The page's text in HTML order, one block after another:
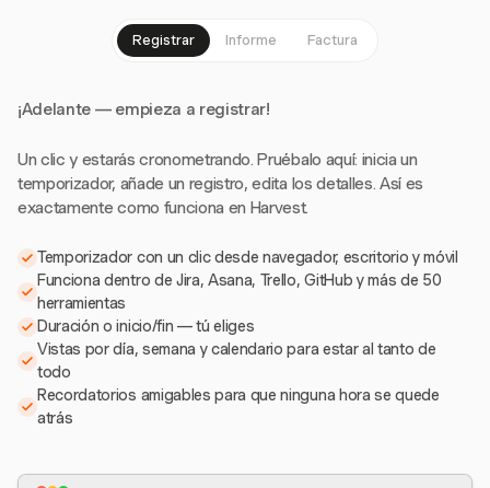
Registrar Informe Factura
¡Adelante — empieza a registrar!
Un clic y estarás cronometrando. Pruébalo aquí: inicia un
temporizador, añade un registro, edita los detalles. Así es
exactamente como funciona en Harvest.
Temporizador con un clic desde navegador, escritorio y móvil
Funciona dentro de Jira, Asana, Trello, GitHub y más de 50
herramientas
Duración o inicio/fin — tú eliges
Vistas por día, semana y calendario para estar al tanto de
todo
Recordatorios amigables para que ninguna hora se quede
atrás